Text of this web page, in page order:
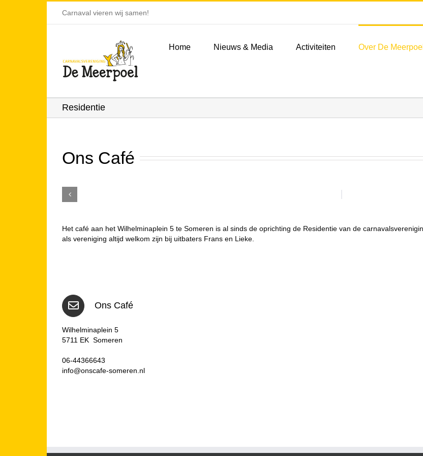
Carnaval vieren wij samen!
Home Nieuws & Media Activiteiten Over De Meerpoel
Residentie
Ons Café
Het café aan het Wilhelminaplein 5 te Someren is al sinds de oprichting de Residentie van de
als vereniging altijd welkom zijn bij uitbaters Frans en Lieke.
Ons Café
Wilhelminaplein 5
5711 EK Someren
06-44366643
info@onscafe-someren.nl